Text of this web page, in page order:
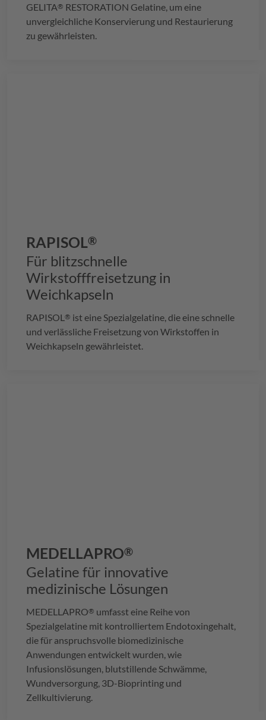
GELITA® RESTORATION Gelatine, um eine
unvergleichliche Konservierung und Restaurierung
zu gewährleisten.
RAPISOL®
Für blitzschnelle
Wirkstofffreisetzung in
Weichkapseln
RAPISOL ® ist eine Spezialgelatine, die eine schnelle
und verlässliche Freisetzung von Wirkstoffen in
Weichkapseln gewährleistet.
MEDELLAPRO®
Gelatine für innovative
medizinische Lösungen
MEDELLAPRO® umfasst eine Reihe von
Spezialgelatine mit kontrolliertem Endotoxingehalt,
die für anspruchsvolle biomedizinische
Anwendungen entwickelt wurden, wie
Infusionslösungen, blutstillende Schwämme,
Wundversorgung, 3D-Bioprinting und
Zellkultivierung.